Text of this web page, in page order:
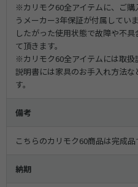
※カリモク60全アイテムに、ご
うメーカー3年保証が付属してい
したがった使用状態で故障や不
て頂きます。
※カリモク60全アイテムには取
説明書には家具のお手入れ方法
す。
備考
こちらのカリモク60商品は完成品
納期